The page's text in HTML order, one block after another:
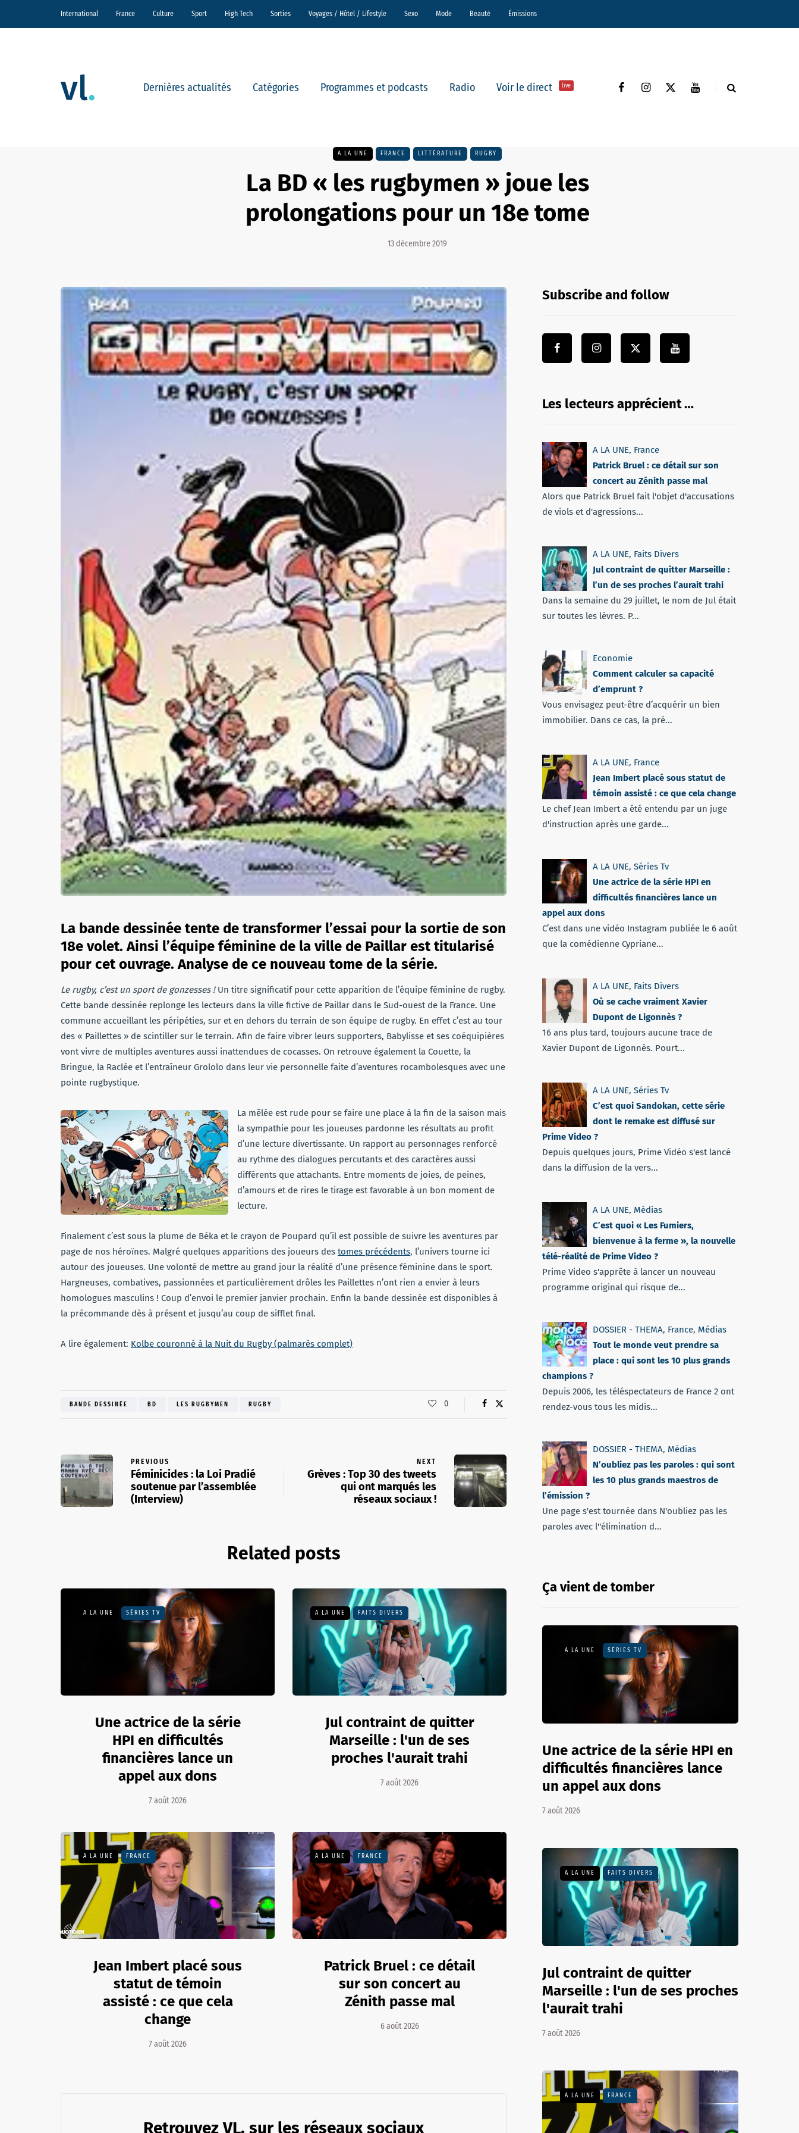
International France Culture Sport High Tech Sorties Voyages / Hôtel / Lifestyle Sexo Mode Beauté Émissions
Dernières actualités Catégories Programmes et podcasts Radio Voir le direct live
A LA UNE FRANCE LITTÉRATURE RUGBY
La BD « les rugbymen » joue les
prolongations pour un 18e tome
13 décembre 2019
La bande dessinée tente de transformer l’essai pour la sortie de son
18e volet. Ainsi l’équipe féminine de la ville de Paillar est titularisé
pour cet ouvrage. Analyse de ce nouveau tome de la série.
Le rugby, c’est un sport de gonzesses !Un titre significatif pour cette apparition de l’équipe féminine de rugby.
Cette bande dessinée replonge les lecteurs dans la ville fictive de Paillar dans le Sud-ouest de la France. Une
commune accueillant les péripéties, sur et en dehors du terrain de son équipe de rugby. En effet c’est au tour
des « Paillettes » de scintiller sur le terrain. Afin de faire vibrer leurs supporters, Babylisse et ses coéquipières
vont vivre de multiples aventures aussi inattendues de cocasses. On retrouve également la Couette, la
Bringue, la Raclée et l’entraîneur Grololo dans leur vie personnelle faite d’aventures rocambolesques avec une
pointe rugbystique.
La mêlée est rude pour se faire une place à la fin de la saison mais
la sympathie pour les joueuses pardonne les résultats au profit
d’une lecture divertissante. Un rapport au personnages renforcé
au rythme des dialogues percutants et des caractères aussi
différents que attachants. Entre moments de joies, de peines,
d’amours et de rires le tirage est favorable à un bon moment de
lecture.
Finalement c’est sous la plume de Béka et le crayon de Poupard qu’il est possible de suivre les aventures par
page de nos héroïnes. Malgré quelques apparitions des joueurs des tomes précédents, l’univers tourne ici
autour des joueuses. Une volonté de mettre au grand jour la réalité d’une présence féminine dans le sport.
Hargneuses, combatives, passionnées et particulièrement drôles les Paillettes n’ont rien a envier à leurs
homologues masculins ! Coup d’envoi le premier janvier prochain. Enfin la bande dessinée est disponibles à
la précommande dès à présent et jusqu’au coup de sifflet final.
A lire également: Kolbe couronné à la Nuit du Rugby (palmarès complet)
BANDE DESSINÉE BD LES RUGBYMEN RUGBY 0
PREVIOUS
Féminicides : la Loi Pradié
soutenue par l’assemblée
(Interview)
NEXT
Grèves : Top 30 des tweets
qui ont marqués les
réseaux sociaux !
Related posts
A LA UNE SÉRIES TV
Une actrice de la série
HPI en difficultés
financières lance un
appel aux dons
7 août 2026
A LA UNE FAITS DIVERS
Jul contraint de quitter
Marseille : l'un de ses
proches l'aurait trahi
7 août 2026
A LA UNE FRANCE
Jean Imbert placé sous
statut de témoin
assisté : ce que cela
change
7 août 2026
A LA UNE FRANCE
Patrick Bruel : ce détail
sur son concert au
Zénith passe mal
6 août 2026
Retrouvez VL. sur les réseaux sociaux
Subscribe and follow
Les lecteurs apprécient …
A LA UNE, France
Patrick Bruel : ce détail sur son
concert au Zénith passe mal
Alors que Patrick Bruel fait l'objet d'accusations
de viols et d'agressions...
A LA UNE, Faits Divers
Jul contraint de quitter Marseille :
l’un de ses proches l’aurait trahi
Dans la semaine du 29 juillet, le nom de Jul était
sur toutes les lèvres. P...
Economie
Comment calculer sa capacité
d’emprunt ?
Vous envisagez peut-être d’acquérir un bien
immobilier. Dans ce cas, la pré...
A LA UNE, France
Jean Imbert placé sous statut de
témoin assisté : ce que cela change
Le chef Jean Imbert a été entendu par un juge
d'instruction après une garde...
A LA UNE, Séries Tv
Une actrice de la série HPI en
difficultés financières lance un
appel aux dons
C’est dans une vidéo Instagram publiée le 6 août
que la comédienne Cypriane...
A LA UNE, Faits Divers
Où se cache vraiment Xavier
Dupont de Ligonnès ?
16 ans plus tard, toujours aucune trace de
Xavier Dupont de Ligonnès. Pourt...
A LA UNE, Séries Tv
C’est quoi Sandokan, cette série
dont le remake est diffusé sur
Prime Video ?
Depuis quelques jours, Prime Vidéo s'est lancé
dans la diffusion de la vers...
A LA UNE, Médias
C’est quoi « Les Fumiers,
bienvenue à la ferme », la nouvelle
télé-réalité de Prime Video ?
Prime Video s'apprête à lancer un nouveau
programme original qui risque de...
DOSSIER - THEMA, France, Médias
Tout le monde veut prendre sa
place : qui sont les 10 plus grands
champions ?
Depuis 2006, les téléspectateurs de France 2 ont
rendez-vous tous les midis...
DOSSIER - THEMA, Médias
N’oubliez pas les paroles : qui sont
les 10 plus grands maestros de
l’émission ?
Une page s'est tournée dans N'oubliez pas les
paroles avec l''élimination d...
Ça vient de tomber
A LA UNE SÉRIES TV
Une actrice de la série HPI en
difficultés financières lance
un appel aux dons
7 août 2026
A LA UNE FAITS DIVERS
Jul contraint de quitter
Marseille : l'un de ses proches
l'aurait trahi
7 août 2026
A LA UNE FRANCE